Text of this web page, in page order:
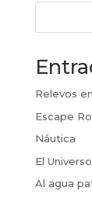
Relevos
Escape
Náutica
El Universo
Al agua